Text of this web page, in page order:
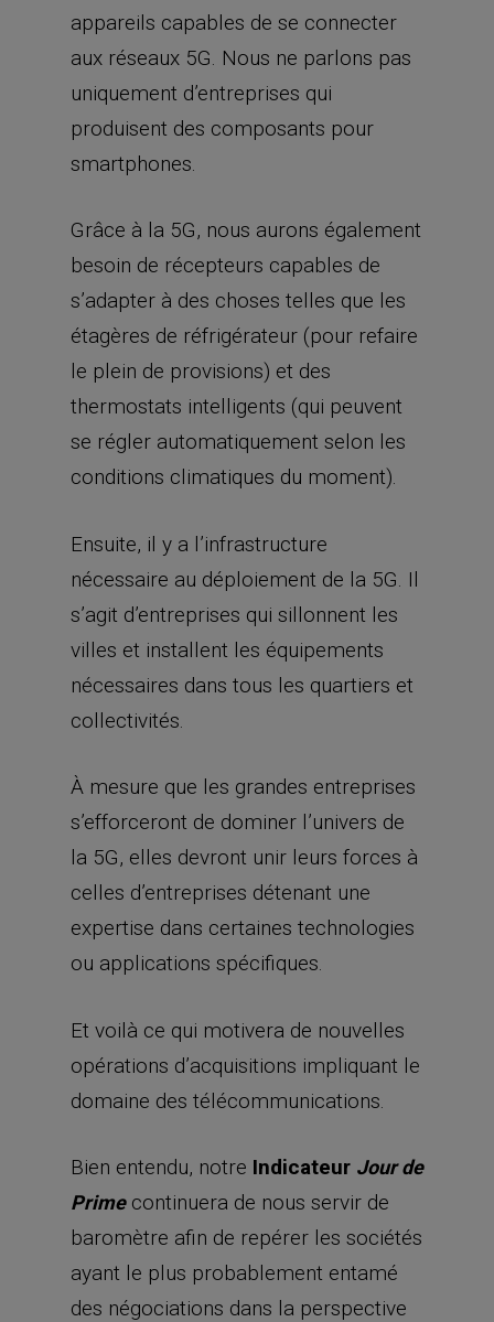
appareils capables de se connecter
aux réseaux 5G. Nous ne parlons pas
uniquement d’entreprises qui
produisent des composants pour
smartphones.
Grâce à la 5G, nous aurons également
besoin de récepteurs capables de
s’adapter à des choses telles que les
étagères de réfrigérateur (pour refaire
le plein de provisions) et des
thermostats intelligents (qui peuvent
se régler automatiquement selon les
conditions climatiques du moment).
Ensuite, il y a l’infrastructure
nécessaire au déploiement de la 5G. Il
s’agit d’entreprises qui sillonnent les
villes et installent les équipements
nécessaires dans tous les quartiers et
collectivités.
À mesure que les grandes entreprises
s’efforceront de dominer l’univers de
la 5G, elles devront unir leurs forces à
celles d’entreprises détenant une
expertise dans certaines technologies
ou applications spécifiques.
Et voilà ce qui motivera de nouvelles
opérations d’acquisitions impliquant le
domaine des télécommunications.
Bien entendu, notre Indicateur Jour de
Primecontinuera de nous servir de
baromètre afin de repérer les sociétés
ayant le plus probablement entamé
des négociations dans la perspective